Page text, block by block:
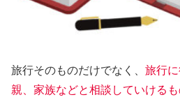
旅行そのものだけでなく、 旅行
親、家族などと相談していけるも